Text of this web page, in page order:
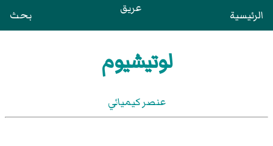
الرئيسية عريق بحث
لوتيشيوم
عنصر كيميائي